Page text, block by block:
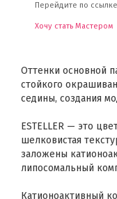
Перейдите по
Хочу стать Мастером
Оттенки основной
стойкого
седины, создания
ESTELLER — это
шелковистая
заложены
липосомальный
Катионоактивный